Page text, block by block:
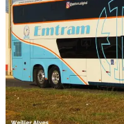
mail